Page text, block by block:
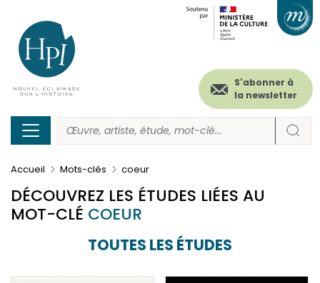
contenu
principal
Menu
secondaire
(header)
S'abonner à
la newsletter
Accueil Mots-clés coeur
DÉCOUVREZ LES ÉTUDES LIÉES AU
MOT-CLÉ COEUR
TOUTES LES ÉTUDES